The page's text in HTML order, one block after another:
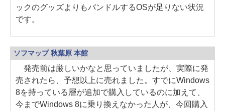
ックのグッズよりもバンドルするOSが足りない状況
です。
ソフマップ 秋葉原 本館
発売前は厳しいかなと思っていましたが、実際に発
売されたら、予想以上に売れました。すでにWindows
8を持っている層が追加で購入しているのに加えて、
今までWindows 8に乗り換えなかった人が、今回購入